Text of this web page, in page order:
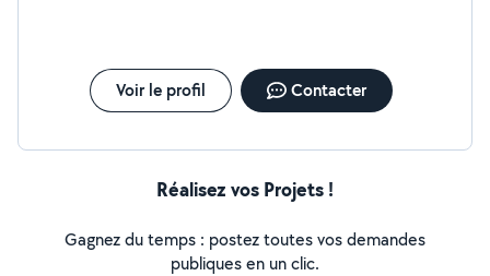
Voir le profil Contacter
Réalisez vos Projets !
Gagnez du temps : postez toutes vos demandes
publiques en un clic.